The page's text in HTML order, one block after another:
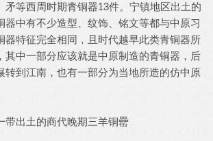
矛等西周时期青铜器13件。宁镇地区出土的
器中有不少造型、纹饰、铭文等都与中原习
器特征完全相同，且时代越早此类青铜器所
其中一部分应该就是中原制造的青铜器，后
转到江南，也有一部分为当地所造的仿中原
带出土的商代晚期三羊铜罍